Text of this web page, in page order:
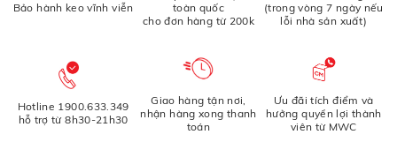
Bảo hành keo vĩnh viễn
toàn quốc
cho đơn hàng từ 200k
(trong vòng 7 ngày nếu
lỗi nhà sản xuất)
Hotline 1900.633.349
hỗ trợ từ 8h30-21h30
Giao hàng tận nơi,
nhận hàng xong thanh
toán
Ưu đãi tích điểm và
hưởng quyền lợi thành
viên từ MWC